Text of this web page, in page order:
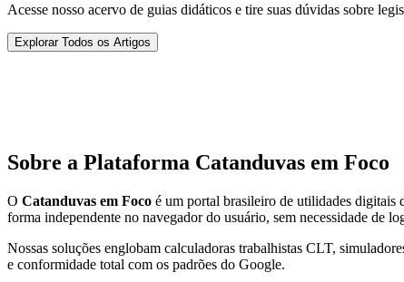
Acesse nosso acervo de guias didáticos e tire suas dúvidas sobre
Explorar Todos os Artigos
Sobre a Plataforma Catanduvas em Foco
O Catanduvas em Foco é um portal brasileiro de utilidades digitais
forma independente no navegador do usuário, sem necessidade de
Nossas soluções englobam calculadoras trabalhistas CLT,
e conformidade total com os padrões do Google.